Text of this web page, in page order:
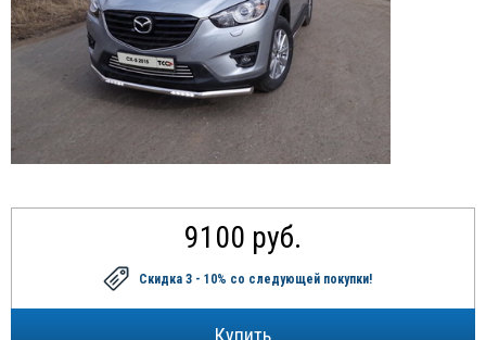
9100 руб.
Скидка 3 - 10% со следующей покупки!